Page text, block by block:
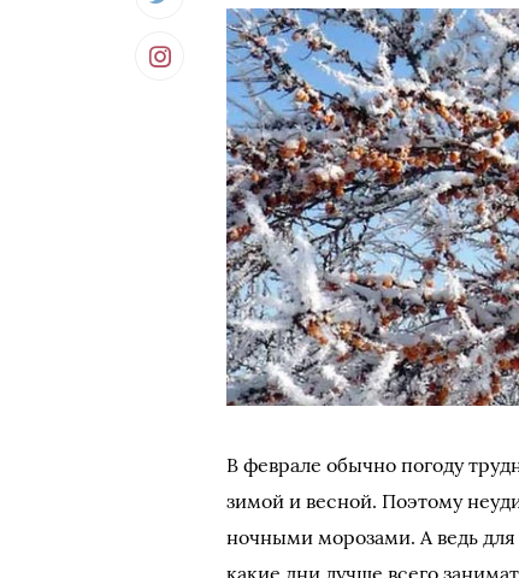
В феврале обычно погоду
зимой и весной. Поэтому
ночными морозами. А ведь для
какие дни лучше всего